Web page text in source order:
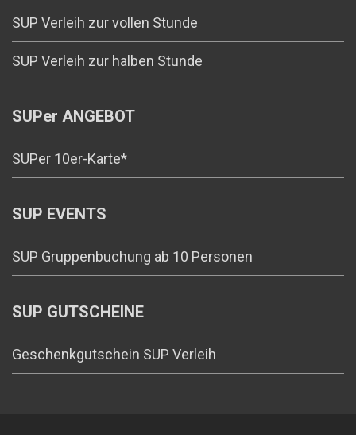
SUP Verleih zur vollen Stunde
SUP Verleih zur halben Stunde
SUPer ANGEBOT
SUPer 10er-Karte*
SUP EVENTS
SUP Gruppenbuchung ab 10 Personen
SUP GUTSCHEINE
Geschenkgutschein SUP Verleih